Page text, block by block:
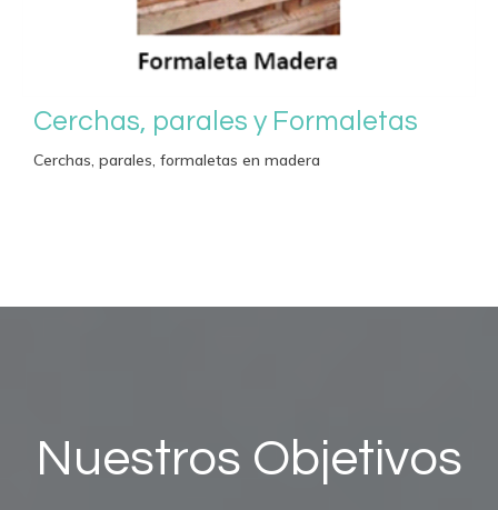
Cerchas, parales y Formaletas
Cerchas, parales, formaletas en madera
Nuestros Objetivos